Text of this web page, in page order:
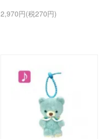
2,970円(税270円)